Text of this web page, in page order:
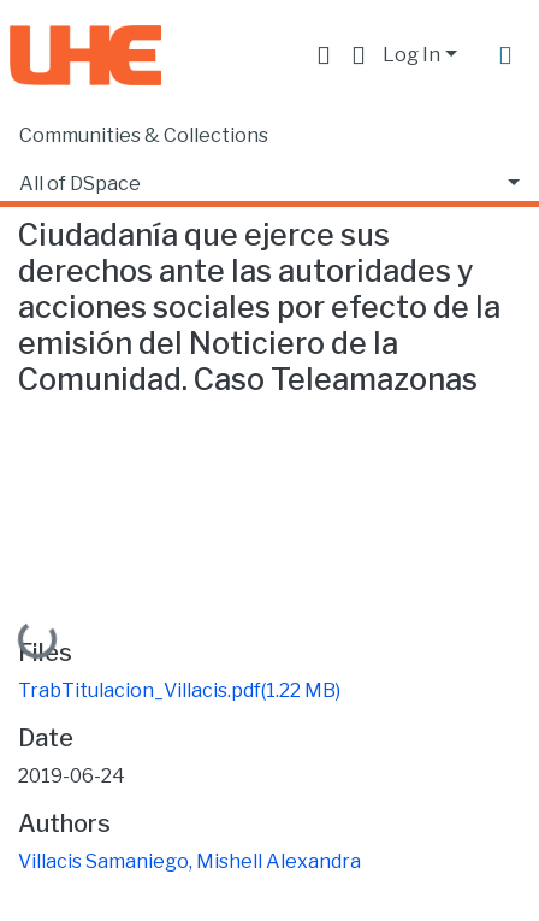
Log In
Communities & Collections
All of DSpace
Statistics
Home
Ciudadanía que ejerce sus
derechos ante las autoridades y
acciones sociales por efecto de la
emisión del Noticiero de la
Comunidad. Caso Teleamazonas
Loading...
Files
TrabTitulacion_Villacis.pdf(1.22 MB)
Date
2019-06-24
Authors
Villacis Samaniego, Mishell Alexandra